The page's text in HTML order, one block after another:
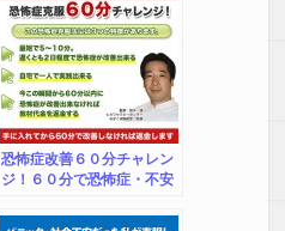
ム】
恐怖症改善６０分チャレン
ジ！６０分で恐怖症・不安
改善しなければ返金